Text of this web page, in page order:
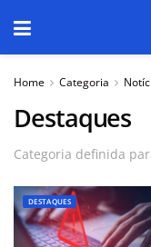
Home Categoria
Destaques
Categoria definida
DESTAQUES